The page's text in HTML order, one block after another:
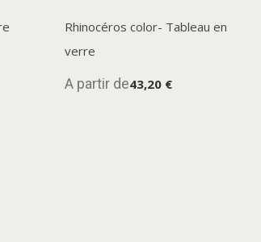
Rhinocéros color- Tableau en
verre
A partir de43,20 €